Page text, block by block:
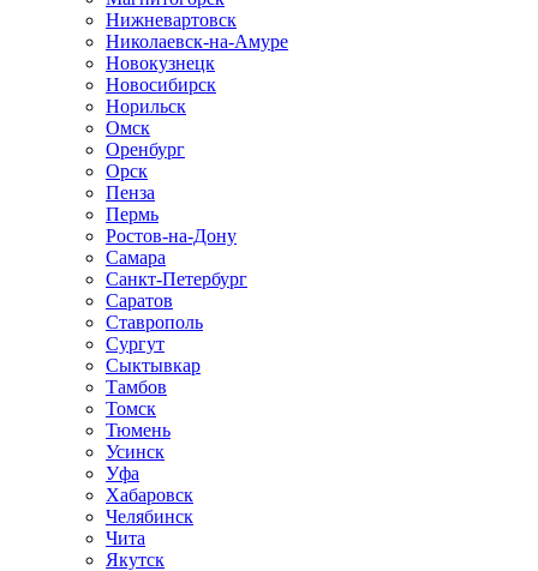
Нижневартовск
Николаевск-на-Амуре
Новокузнецк
Новосибирск
Норильск
Омск
Оренбург
Орск
Пенза
Пермь
Ростов-на-Дону
Самара
Санкт-Петербург
Саратов
Ставрополь
Сургут
Сыктывкар
Тамбов
Томск
Тюмень
Усинск
Уфа
Хабаровск
Челябинск
Чита
Якутск